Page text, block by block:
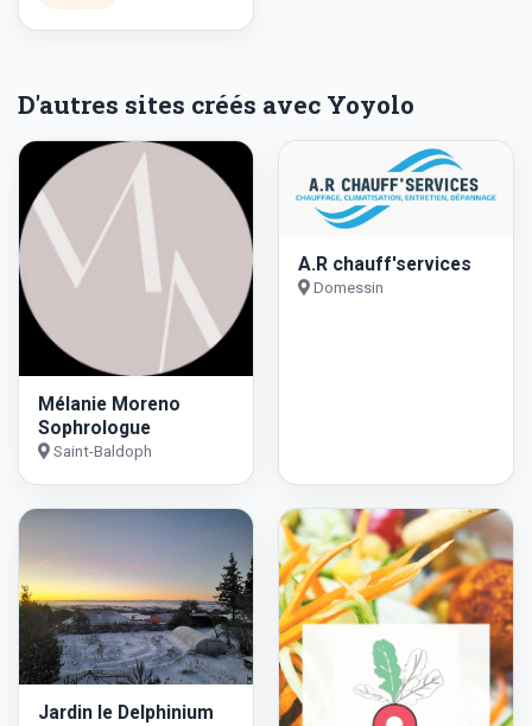
D'autres sites créés avec Yoyolo
Mélanie Moreno
Sophrologue
Saint-Baldoph
A.R chauff'services
Domessin
Jardin le Delphinium